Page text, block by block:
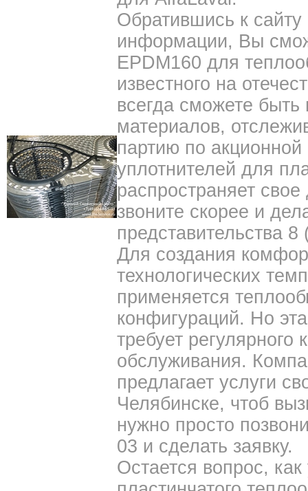
Обратившись к
информации, Вы
EPDM160 для
известного на
всегда сможете
материалов,
партию по
уплотнителей для
распространяет
звоните скорее и
представительства
Для создания
технологических
применяется
конфигураций. Но
требует регулярного
обслуживания.
предлагает услуги
Челябинске, чтоб
нужно просто
03 и сделать заявку.
Остается вопрос,